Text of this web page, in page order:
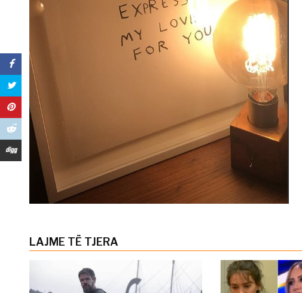
LAJME TË TJERA